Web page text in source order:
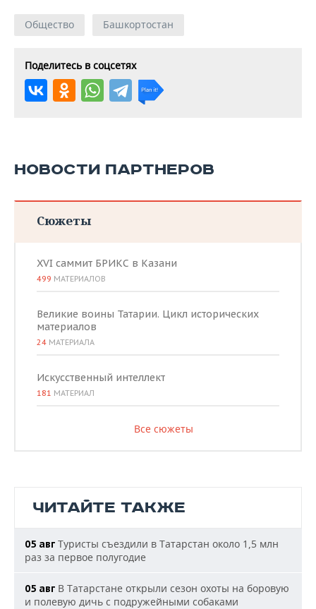
Общество Башкортостан
Поделитесь в соцсетях
НОВОСТИ ПАРТНЕРОВ
Сюжеты
XVI саммит БРИКС в Казани
499 МАТЕРИАЛОВ
Великие воины Татарии. Цикл исторических
материалов
24 МАТЕРИАЛА
Искусственный интеллект
181 МАТЕРИАЛ
Все сюжеты
ЧИТАЙТЕ ТАКЖЕ
05 авг Туристы съездили в Татарстан около 1,5 млн
раз за первое полугодие
05 авг В Татарстане открыли сезон охоты на боровую
и полевую дичь с подружейными собаками